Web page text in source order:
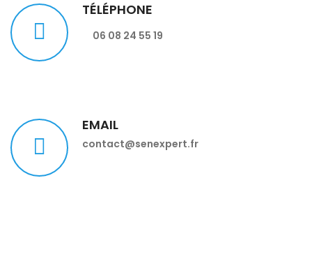
TÉLÉPHONE
06 08 24 55 19
EMAIL
contact@senexpert.fr